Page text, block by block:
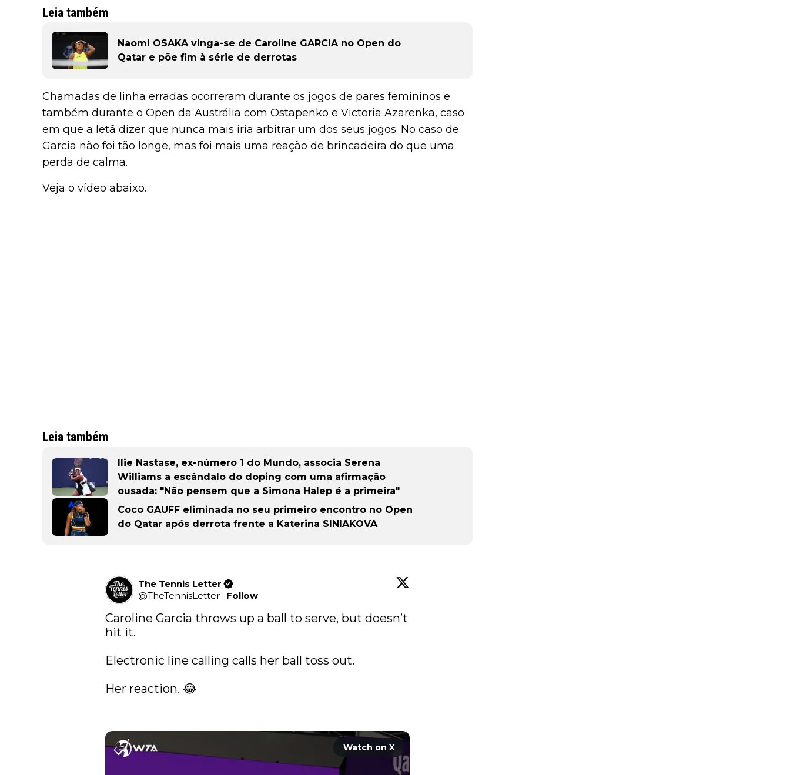
Leia também
Naomi OSAKA vinga-se de Caroline GARCIA no Open do
Qatar e põe fim à série de derrotas
Chamadas de linha erradas ocorreram durante os jogos de pares femininos e
também durante o Open da Austrália com Ostapenko e Victoria Azarenka, caso
em que a letã dizer que nunca mais iria arbitrar um dos seus jogos. No caso de
Garcia não foi tão longe, mas foi mais uma reação de brincadeira do que uma
perda de calma.
Veja o vídeo abaixo.
Leia também
Ilie Nastase, ex-número 1 do Mundo, associa Serena
Williams a escândalo do doping com uma afirmação
ousada: "Não pensem que a Simona Halep é a primeira"
Coco GAUFF eliminada no seu primeiro encontro no Open
do Qatar após derrota frente a Katerina SINIAKOVA
The Tennis Letter
@TheTennisLetter · Follow
Caroline Garcia throws up a ball to serve, but doesn’t
hit it.
Electronic line calling calls her ball toss out.
Her reaction. 😂
Watch on X